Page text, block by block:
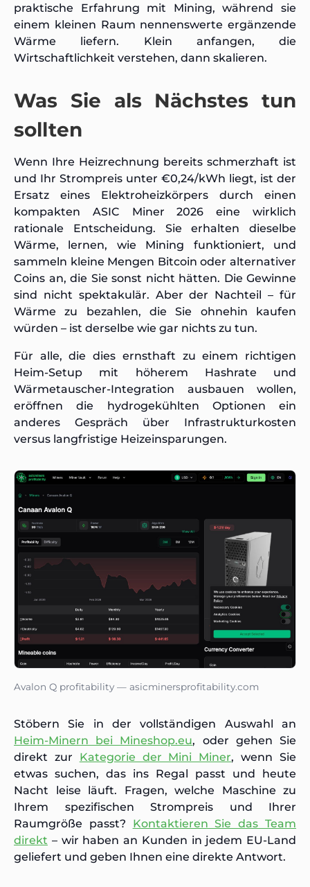
praktische Erfahrung mit Mining, während sie
einem kleinen Raum nennenswerte ergänzende
Wärme liefern. Klein anfangen, die
Wirtschaftlichkeit verstehen, dann skalieren.
Was Sie als Nächstes tun
sollten
Wenn Ihre Heizrechnung bereits schmerzhaft ist
und Ihr Strompreis unter €0,24/kWh liegt, ist der
Ersatz eines Elektroheizkörpers durch einen
kompakten ASIC Miner 2026 eine wirklich
rationale Entscheidung. Sie erhalten dieselbe
Wärme, lernen, wie Mining funktioniert, und
sammeln kleine Mengen Bitcoin oder alternativer
Coins an, die Sie sonst nicht hätten. Die Gewinne
sind nicht spektakulär. Aber der Nachteil – für
Wärme zu bezahlen, die Sie ohnehin kaufen
würden – ist derselbe wie gar nichts zu tun.
Für alle, die dies ernsthaft zu einem richtigen
Heim-Setup mit höherem Hashrate und
Wärmetauscher-Integration ausbauen wollen,
eröffnen die hydrogekühlten Optionen ein
anderes Gespräch über Infrastrukturkosten
versus langfristige Heizeinsparungen.
Avalon Q profitability — asicminersprofitability.com
Stöbern Sie in der vollständigen Auswahl an
Heim-Minern bei Mineshop.eu, oder gehen Sie
direkt zur Kategorie der Mini Miner, wenn Sie
etwas suchen, das ins Regal passt und heute
Nacht leise läuft. Fragen, welche Maschine zu
Ihrem spezifischen Strompreis und Ihrer
Raumgröße passt? Kontaktieren Sie das Team
direkt – wir haben an Kunden in jedem EU-Land
geliefert und geben Ihnen eine direkte Antwort.